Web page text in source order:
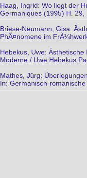
Haag, Ingrid: Wo liegt der
Germaniques (1995) H. 29,
Briese-Neumann, Gisa:
PhÃ¤nomene im
Hebekus, Uwe:
Moderne / Uwe Hebekus
Mathes, Jürg:
In: Germanisch-